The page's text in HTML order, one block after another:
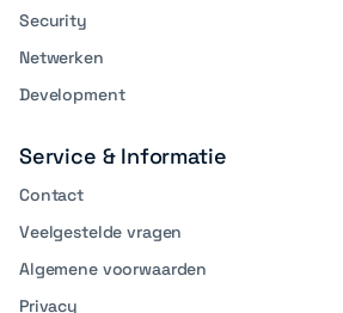
Security
Netwerken
Development
Service & Informatie
Contact
Veelgestelde vragen
Algemene voorwaarden
Privacy